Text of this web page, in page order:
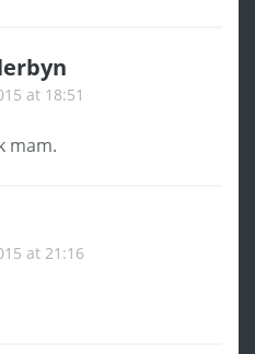
at 18:51
mam.
at 21:16